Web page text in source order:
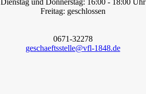
Dienstag und Donnerstag: 16:00 - 18:00 Uhr
Freitag: geschlossen
0671-32278
geschaeftsstelle@vfl-1848.de